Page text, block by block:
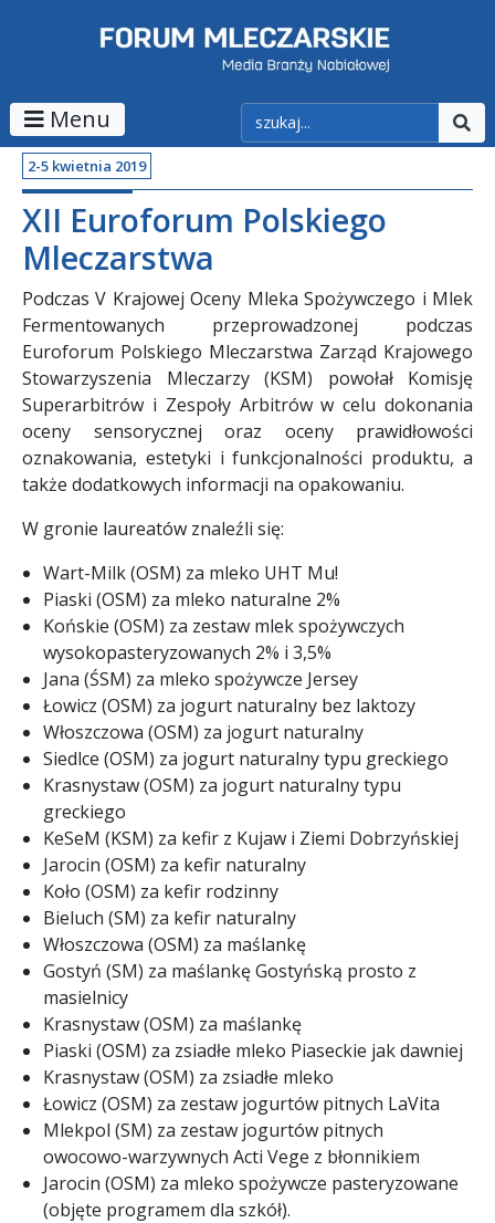
Menu
2-5 kwietnia 2019
XII Euroforum Polskiego
Mleczarstwa
Podczas V Krajowej Oceny Mleka Spożywczego i Mlek
Fermentowanych przeprowadzonej podczas
Euroforum Polskiego Mleczarstwa Zarząd Krajowego
Stowarzyszenia Mleczarzy (KSM) powołał Komisję
Superarbitrów i Zespoły Arbitrów w celu dokonania
oceny sensorycznej oraz oceny prawidłowości
oznakowania, estetyki i funkcjonalności produktu, a
także dodatkowych informacji na opakowaniu.
W gronie laureatów znaleźli się:
Wart-Milk (OSM) za mleko UHT Mu!
Piaski (OSM) za mleko naturalne 2%
Końskie (OSM) za zestaw mlek spożywczych
wysokopasteryzowanych 2% i 3,5%
Jana (ŚSM) za mleko spożywcze Jersey
Łowicz (OSM) za jogurt naturalny bez laktozy
Włoszczowa (OSM) za jogurt naturalny
Siedlce (OSM) za jogurt naturalny typu greckiego
Krasnystaw (OSM) za jogurt naturalny typu
greckiego
KeSeM (KSM) za kefir z Kujaw i Ziemi Dobrzyńskiej
Jarocin (OSM) za kefir naturalny
Koło (OSM) za kefir rodzinny
Bieluch (SM) za kefir naturalny
Włoszczowa (OSM) za maślankę
Gostyń (SM) za maślankę Gostyńską prosto z
masielnicy
Krasnystaw (OSM) za maślankę
Piaski (OSM) za zsiadłe mleko Piaseckie jak dawniej
Krasnystaw (OSM) za zsiadłe mleko
Łowicz (OSM) za zestaw jogurtów pitnych LaVita
Mlekpol (SM) za zestaw jogurtów pitnych
owocowo-warzywnych Acti Vege z błonnikiem
Jarocin (OSM) za mleko spożywcze pasteryzowane
(objęte programem dla szkół).